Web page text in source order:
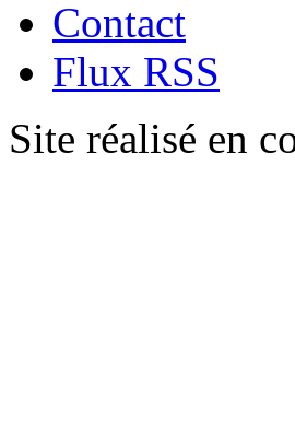
Contact
Flux RSS
Site réalisé en